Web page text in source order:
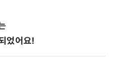
었어요!